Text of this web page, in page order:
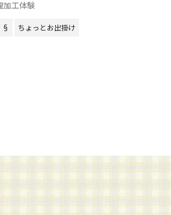
加工体験
§ ちょっとお出掛け